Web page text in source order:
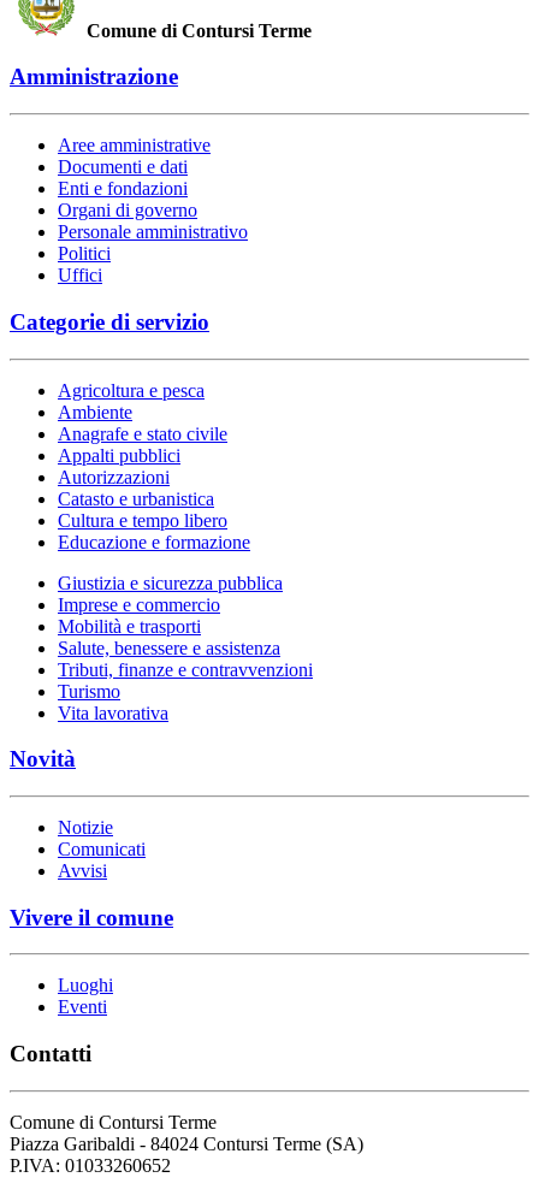
Comune di Contursi Terme
Amministrazione
Aree amministrative
Documenti e dati
Enti e fondazioni
Organi di governo
Personale amministrativo
Politici
Uffici
Categorie di servizio
Agricoltura e pesca
Ambiente
Anagrafe e stato civile
Appalti pubblici
Autorizzazioni
Catasto e urbanistica
Cultura e tempo libero
Educazione e formazione
Giustizia e sicurezza pubblica
Imprese e commercio
Mobilità e trasporti
Salute, benessere e assistenza
Tributi, finanze e contravvenzioni
Turismo
Vita lavorativa
Novità
Notizie
Comunicati
Avvisi
Vivere il comune
Luoghi
Eventi
Contatti
Comune di Contursi Terme
Piazza Garibaldi - 84024 Contursi Terme (SA)
P.IVA: 01033260652